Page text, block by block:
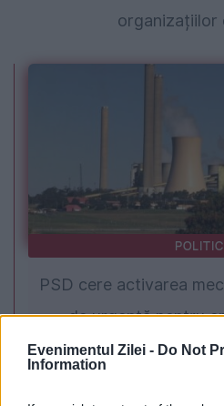
Evenimentul Zilei - Do Not
Information
organizațiilor
PSD cere activarea
de urgență pentru
menținerea centralelor